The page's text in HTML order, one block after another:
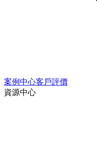
案例中心客戶評價
資源中心